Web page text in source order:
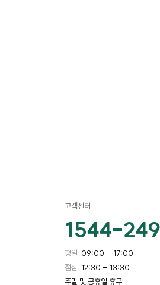
고객센터
1544-
평일 09:00 – 17:00
점심 12:30 – 13:30
주말 및 공휴일 휴무